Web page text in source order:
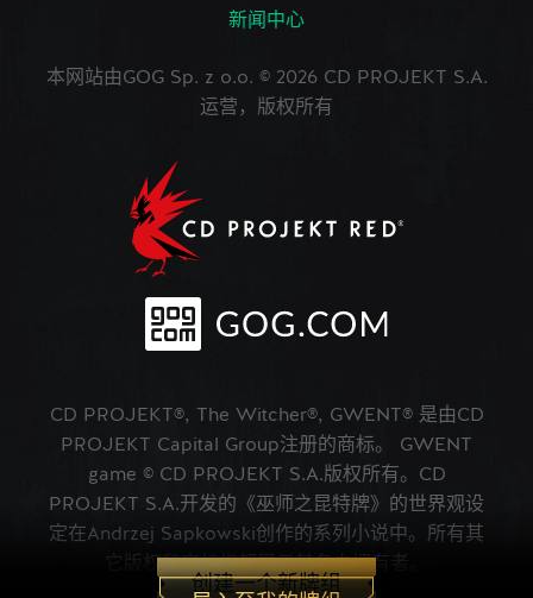
创建一个新牌组
新闻中心
本网站由GOG Sp. z o.o. © 2026 CD PROJEKT S.A.
运营，版权所有
CD PROJEKT®, The Witcher®, GWENT® 是由CD
PROJEKT Capital Group注册的商标。 GWENT
game © CD PROJEKT S.A.版权所有。CD
PROJEKT S.A.开发的《巫师之昆特牌》的世界观设
定在Andrzej Sapkowski创作的系列小说中。所有其
它版权和商标权都属于其各自拥有者。